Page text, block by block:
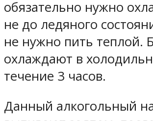
обязательно нужно
не до ледяного
не нужно пить теплой.
охлаждают в
течение 3 часов.
Данный алкогольный